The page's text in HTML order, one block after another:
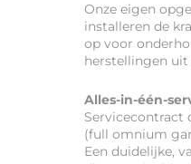
Onze eigen
installeren de
op voor
herstellingen uit
Alles-in-één-
Servicecontract
(full omnium
Een duidelijke,